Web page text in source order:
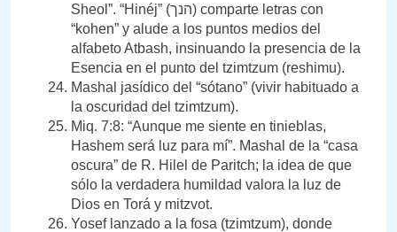
Sheol”. “Hinéj” (הנך) comparte letras con
“kohen” y alude a los puntos medios del
alfabeto Atbash, insinuando la presencia de la
Esencia en el punto del tzimtzum (reshimu).
Mashal jasídico del “sótano” (vivir habituado a
la oscuridad del tzimtzum).
Miq. 7:8: “Aunque me siente en tinieblas,
Hashem será luz para mí”. Mashal de la “casa
oscura” de R. Hilel de Paritch; la idea de que
sólo la verdadera humildad valora la luz de
Dios en Torá y mitzvot.
Yosef lanzado a la fosa (tzimtzum), donde